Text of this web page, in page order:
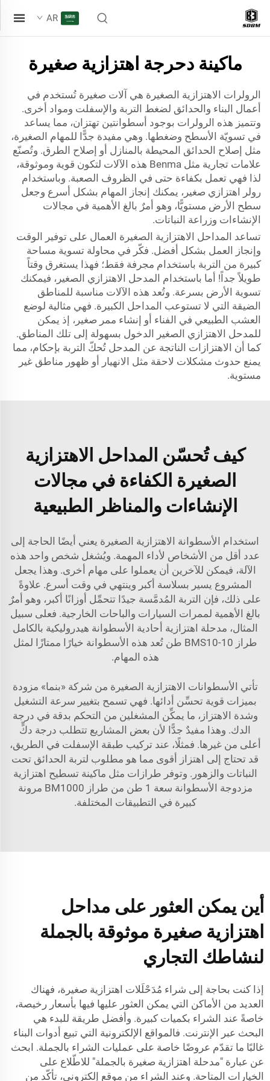
AR
ماكينة دحرجة اهتزازية صغيرة
الرولرات الاهتزازية الصغيرة هي آلات صغيرة تُستخدم في
أعمال البناء والحدائق لضغط التربة والإسفلت ومواد أخرى.
وتتميز هذه الرولرات بوجود أسطوانتين تهتزان، مما يساعد
في تسويّة الأسطح وضغطها. وهي مفيدة جدًّا للمهام الصغيرة،
مثل إصلاح الحدائق المحيطة بالمنازل أو إصلاح الطرق. وتُصنّع
علامات تجارية مثل Benma هذه الآلات لتكون قوية وموثوقة،
لذا فهي تعمل بكفاءة حتى في الظروف الصعبة. وباستخدام
رولر اهتزازي صغير، يمكنك إنجاز المهام بشكل أسرع وجعل
سطح الأرض مستويًّا، وهو أمرٌ بالغ الأهمية في مجالات
الإنشاءات وزراعة النباتات.
تساعد المداحل الاهتزازية الصغيرة العمال على توفير الوقت
وإنجاز العمل بشكل أفضل. فكّر في محاولة تسوية مساحة
كبيرة من التربة باستخدام مجرفة فقط؛ فهذا يستغرق وقتاً
طويلاً جداً! أما باستخدام المدحل الاهتزازي الصغير، فيمكنك
تسوية الأرض بسرعة. وتُعد هذه الآلات مناسبة للمناطق
الضيقة التي لا تستوعب المداحل الكبيرة. فهي مثالية لوضع
العشب الطبيعي في الفناء أو إنشاء ممر صغير، إذ يمكن
للمدحل الاهتزازي الصغير الدخول بسهولة إلى تلك المناطق.
كما أن الاهتزازات الناتجة عن المدحل تُحكّ التربة بإحكام، مما
يمنع حدوث مشكلات لاحقة مثل الانهيار أو ظهور مناطق غير
مستوية.
كيف تُحسّن المداحل الاهتزازية
الصغيرة الكفاءة في مجالات
الإنشاءات والمناظر الطبيعية
استخدام الأسطوانة الاهتزازية الصغيرة يعني أيضًا الحاجة إلى
عدد أقل من الأشخاص لأداء المهمة. ويُشغل شخص واحد هذه
الآلة، فيمكن للآخرين أن يعملوا على مهام أخرى. وهذا يجعل
المشروع يسير بسلاسة أكبر وينتهي في وقت أسرع. علاوةً
على ذلك، فإن التربة المُدمَّسة جيدًا تتحمِّل أوزانًا أكبر، وهو أمرٌ
بالغ الأهمية لممرات السيارات والباحات الخارجية. فعلى سبيل
المثال، مدحلة اهتزازية أحادية الأسطوانة هيدروليكية بالكامل
طراز BMS10-10 طن
تُعد هذه الأسطوانة خيارًا ممتازًا لمثل
هذه المهام.
تأتي الأسطوانات الاهتزازية الصغيرة من شركة «بنما» مزودة
بميزات قوية تحسِّن أدائها. فهي تسمح بتغيير سرعة التشغيل
وشدة الاهتزاز، ما يمكِّن المشغلين من التحكم بدقة في درجة
الدك. وهذا مفيدٌ جدًّا لأن بعض المشاريع تتطلب درجة دكٍّ
أعلى من غيرها. فمثلًا، عند تركيب طبقة الإسفلت في الطريق،
قد تحتاج إلى اهتزاز أقوى مما هو مطلوب لتربة الحدائق تحت
النباتات والزهور. وتوفر طرازات مثل ماكينة تسطيح اهتزازية
مزدوجة الأسطوانة سعة 1 طن من طراز BM1000
مرونة
كبيرة في التطبيقات المختلفة.
أين يمكن العثور على مداحل
اهتزازية صغيرة موثوقة بالجملة
لنشاطك التجاري
إذا كنت بحاجة إلى شراء مُدَحْلَلات اهتزازية صغيرة، فهناك
العديد من الأماكن التي يمكن العثور عليها فيها بأسعار رخيصة،
خاصةً عند الشراء بكميات كبيرة. وأفضل طريقة للبدء هي
البحث عبر الإنترنت. فالمواقع الإلكترونية التي تبيع أدوات البناء
غالبًا ما تقدّم عروضًا خاصة على عمليات الشراء بالجملة. ابحث
عن عبارة "مدحلة اهتزازية صغيرة بالجملة" للاطّلاع على
الخيارات المتاحة. وعند الشراء من موقع إلكتروني، تأكّد من